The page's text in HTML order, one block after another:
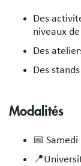
Des
niveaux
Des
Des
Modalités
📅